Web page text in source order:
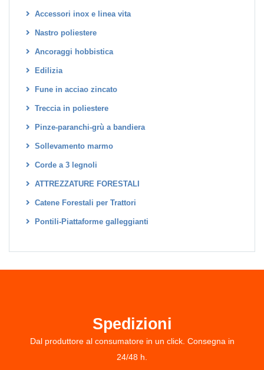
Accessori inox e linea vita
Nastro poliestere
Ancoraggi hobbistica
Edilizia
Fune in acciao zincato
Treccia in poliestere
Pinze-paranchi-grù a bandiera
Sollevamento marmo
Corde a 3 legnoli
ATTREZZATURE FORESTALI
Catene Forestali per Trattori
Pontili-Piattaforme galleggianti
Spedizioni
Dal produttore al consumatore in un click. Consegna in
24/48 h.